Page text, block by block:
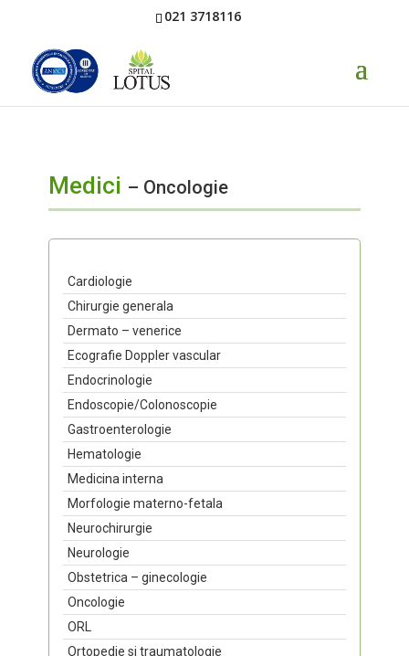
021 3718116
Medici – Oncologie
Cardiologie
Chirurgie generala
Dermato – venerice
Ecografie Doppler vascular
Endocrinologie
Endoscopie/Colonoscopie
Gastroenterologie
Hematologie
Medicina interna
Morfologie materno-fetala
Neurochirurgie
Neurologie
Obstetrica – ginecologie
Oncologie
ORL
Ortopedie si traumatologie